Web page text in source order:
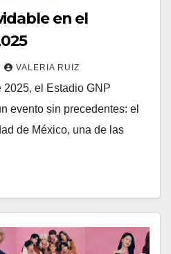
en el
VALERIA RUIZ
2025, el Estadio GNP
evento sin precedentes: el
de México, una de las